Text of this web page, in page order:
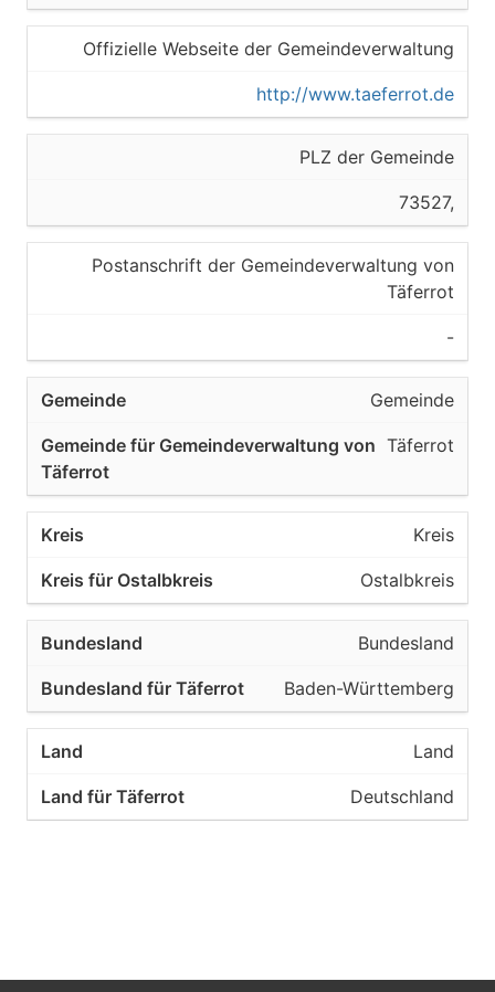
Offizielle Webseite der Gemeindeverwaltung
http://www.taeferrot.de
PLZ der Gemeinde
73527,
Postanschrift der Gemeindeverwaltung von
Täferrot
-
Gemeinde
Täferrot
Kreis
Ostalbkreis
Bundesland
Baden-Württemberg
Land
Deutschland